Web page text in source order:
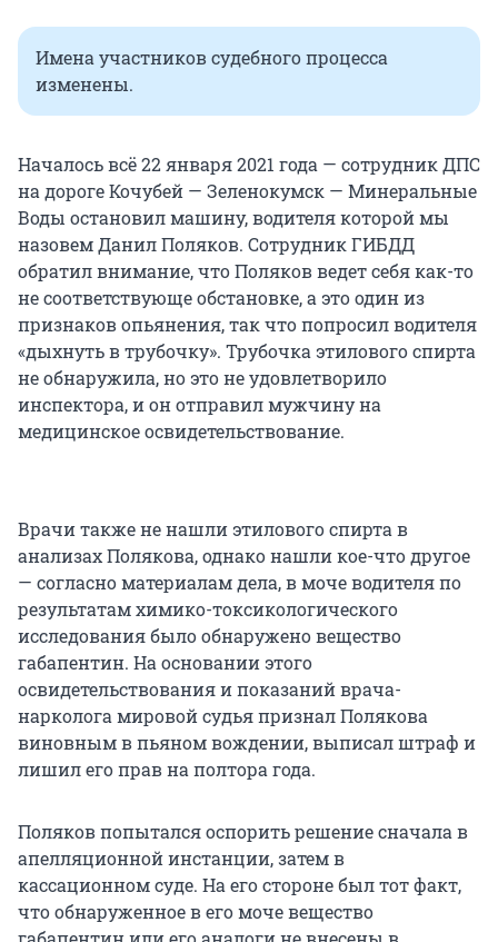
Имена участников судебного процесса
изменены.
Началось всё 22 января 2021 года — сотрудник ДПС
на дороге Кочубей — Зеленокумск — Минеральные
Воды остановил машину, водителя которой мы
назовем Данил Поляков. Сотрудник ГИБДД
обратил внимание, что Поляков ведет себя как-то
не соответствующе обстановке, а это один из
признаков опьянения, так что попросил водителя
«дыхнуть в трубочку». Трубочка этилового спирта
не обнаружила, но это не удовлетворило
инспектора, и он отправил мужчину на
медицинское освидетельствование.
Врачи также не нашли этилового спирта в
анализах Полякова, однако нашли кое-что другое
— согласно материалам дела, в моче водителя по
результатам химико-токсикологического
исследования было обнаружено вещество
габапентин. На основании этого
освидетельствования и показаний врача-
нарколога мировой судья признал Полякова
виновным в пьяном вождении, выписал штраф и
лишил его прав на полтора года.
Поляков попытался оспорить решение сначала в
апелляционной инстанции, затем в
кассационном суде. На его стороне был тот факт,
что обнаруженное в его моче вещество